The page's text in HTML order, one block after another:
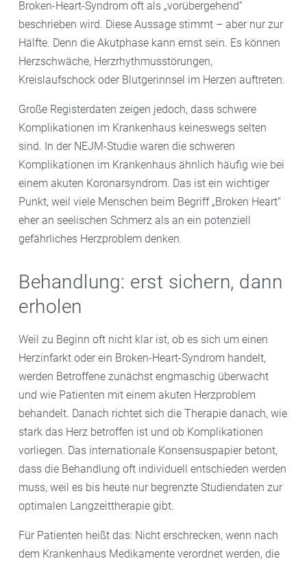
Broken-Heart-Syndrom oft als „vorübergehend“
beschrieben wird. Diese Aussage stimmt – aber nur zur
Hälfte. Denn die Akutphase kann ernst sein. Es können
Herzschwäche, Herzrhythmusstörungen,
Kreislaufschock oder Blutgerinnsel im Herzen auftreten.
Große Registerdaten zeigen jedoch, dass schwere
Komplikationen im Krankenhaus keineswegs selten
sind. In der NEJM-Studie waren die schweren
Komplikationen im Krankenhaus ähnlich häufig wie bei
einem akuten Koronarsyndrom. Das ist ein wichtiger
Punkt, weil viele Menschen beim Begriff „Broken Heart“
eher an seelischen Schmerz als an ein potenziell
gefährliches Herzproblem denken.
Behandlung: erst sichern, dann
erholen
Weil zu Beginn oft nicht klar ist, ob es sich um einen
Herzinfarkt oder ein Broken-Heart-Syndrom handelt,
werden Betroffene zunächst engmaschig überwacht
und wie Patienten mit einem akuten Herzproblem
behandelt. Danach richtet sich die Therapie danach, wie
stark das Herz betroffen ist und ob Komplikationen
vorliegen. Das internationale Konsensuspapier betont,
dass die Behandlung oft individuell entschieden werden
muss, weil es bis heute nur begrenzte Studiendaten zur
optimalen Langzeittherapie gibt.
Für Patienten heißt das: Nicht erschrecken, wenn nach
dem Krankenhaus Medikamente verordnet werden, die